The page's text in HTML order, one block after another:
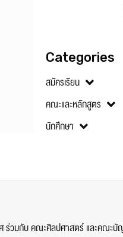
Categories
สมัครเรียน
คณะและหลักสูตร
นักศึกษา